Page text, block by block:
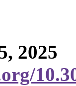
2025